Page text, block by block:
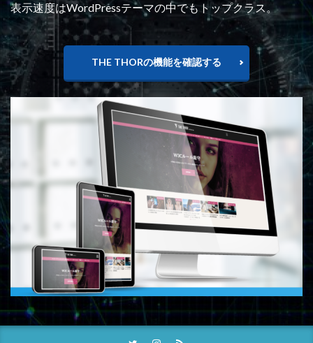
表示速度はWordPressテーマの中でもトップクラス。
THE THORの機能を確認する